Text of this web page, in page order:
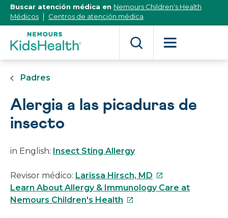
[Skip
Content]
Buscar atención médica en Nemours Children's Health
Médicos
Centros de atención médica
Padres
Alergia a las picaduras de
insecto
in English: Insect Sting Allergy
Revisor médico: Larissa Hirsch, MD Este
enlace
Learn About Allergy & Immunology Care at
Nemours Children's Health Este